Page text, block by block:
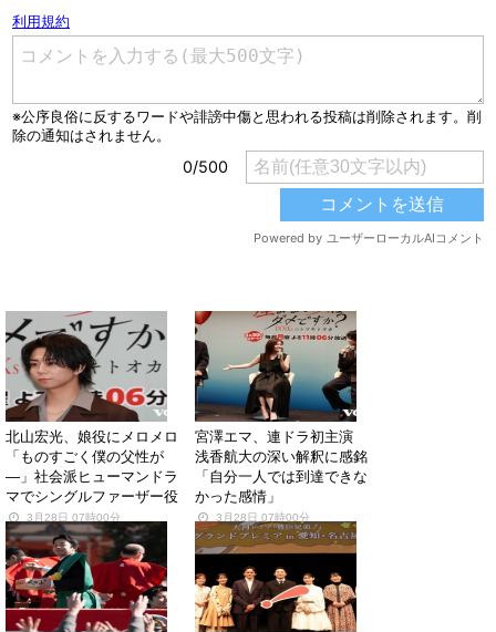
北山宏光、娘役にメロメロ
「ものすごく僕の父性が
―」社会派ヒューマンドラ
マでシングルファーザー役
3月28日 07時00分
宮澤エマ、連ドラ初主演
浅香航大の深い解釈に感銘
「自分一人では到達できな
かった感情」
3月28日 07時00分